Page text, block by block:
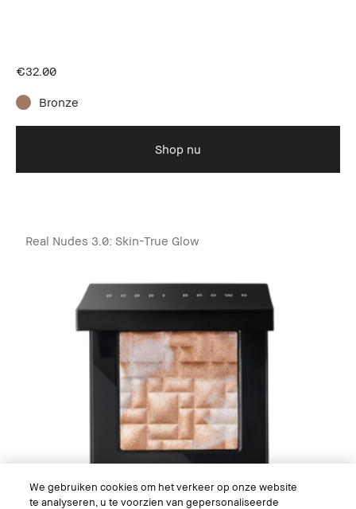
€32.00
Bronze
Shop nu
Real Nudes 3.0: Skin-True Glow
We gebruiken cookies om het verkeer op onze website
te analyseren, u te voorzien van gepersonaliseerde